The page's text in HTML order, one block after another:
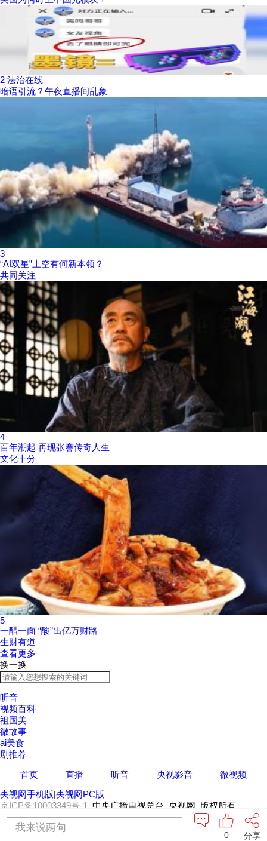
2 法治在线
暗语引流？午夜直播间乱象
3
“AI双星”上空有何新本领？
共同关注
4
百年潮起 再现张謇传奇人生
文化十分
5
一醋一面 “酸”出亿万财路
生财有道
查看更多
换一换
听音
视频百科
祖国美
微故事
ai美食
剧推荐
首页
直播 听音 央视影音
微视频
央视网手机版|央视网PC版
京ICP备10003349号-1
中央广播电视总台 央视网 版权所有
我来说两句
分享
0